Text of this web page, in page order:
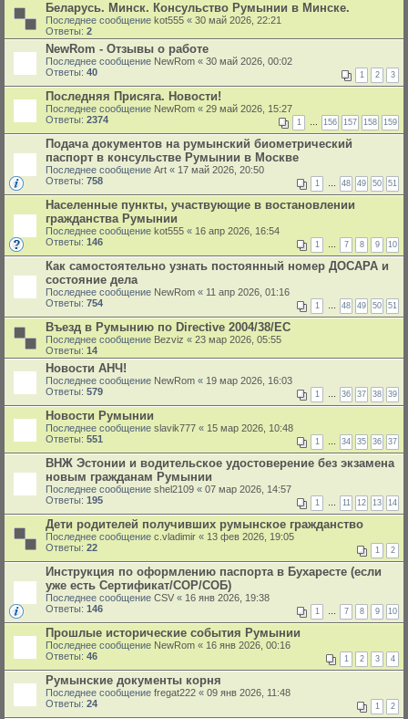
Беларусь. Минск. Консульство Румынии в Минске.
Последнее сообщение kot555 « 30 май 2026, 22:21
Ответы: 2
NewRom - Отзывы о работе
Последнее сообщение NewRom « 30 май 2026, 00:02
Ответы: 40 1 2 3
Последняя Присяга. Новости!
Последнее сообщение NewRom « 29 май 2026, 15:27
Ответы: 2374 1 … 156 157 158 159
Подача документов на румынский биометрический
паспорт в консульстве Румынии в Москве
Последнее сообщение Art « 17 май 2026, 20:50
Ответы: 758 1 … 48 49 50 51
Населенные пункты, участвующие в востановлении
гражданства Румынии
Последнее сообщение kot555 « 16 апр 2026, 16:54
Ответы: 146 1 … 7 8 9 10
Как самостоятельно узнать постоянный номер ДОСАРА и
состояние дела
Последнее сообщение NewRom « 11 апр 2026, 01:16
Ответы: 754 1 … 48 49 50 51
Въезд в Румынию по Directive 2004/38/EC
Последнее сообщение Bezviz « 23 мар 2026, 05:55
Ответы: 14
Новости АНЧ!
Последнее сообщение NewRom « 19 мар 2026, 16:03
Ответы: 579 1 … 36 37 38 39
Новости Румынии
Последнее сообщение slavik777 « 15 мар 2026, 10:48
Ответы: 551 1 … 34 35 36 37
ВНЖ Эстонии и водительское удостоверение без экзамена
новым гражданам Румынии
Последнее сообщение shel2109 « 07 мар 2026, 14:57
Ответы: 195 1 … 11 12 13 14
Дети родителей получивших румынское гражданство
Последнее сообщение c.vladimir « 13 фев 2026, 19:05
Ответы: 22 1 2
Инструкция по оформлению паспорта в Бухаресте (если
уже есть Сертификат/СОР/СОБ)
Последнее сообщение CSV « 16 янв 2026, 19:38
Ответы: 146 1 … 7 8 9 10
Прошлые исторические события Румынии
Последнее сообщение NewRom « 16 янв 2026, 00:16
Ответы: 46 1 2 3 4
Румынские документы корня
Последнее сообщение fregat222 « 09 янв 2026, 11:48
Ответы: 24 1 2